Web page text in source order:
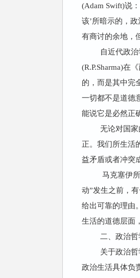
(Adam Swift)说
该’所暗示的，
有商讨的余地，
自近代政
(R.P.Sharma)在
的，而是其中完
一切都不是道德
能说它是必然正
无论对国
正。我们所生活
益矛盾或者冲突
马克塞伊
动”发生之前，
给出可靠的理由
生活的道德层面
二、政治
关于政治
政治生活具体负